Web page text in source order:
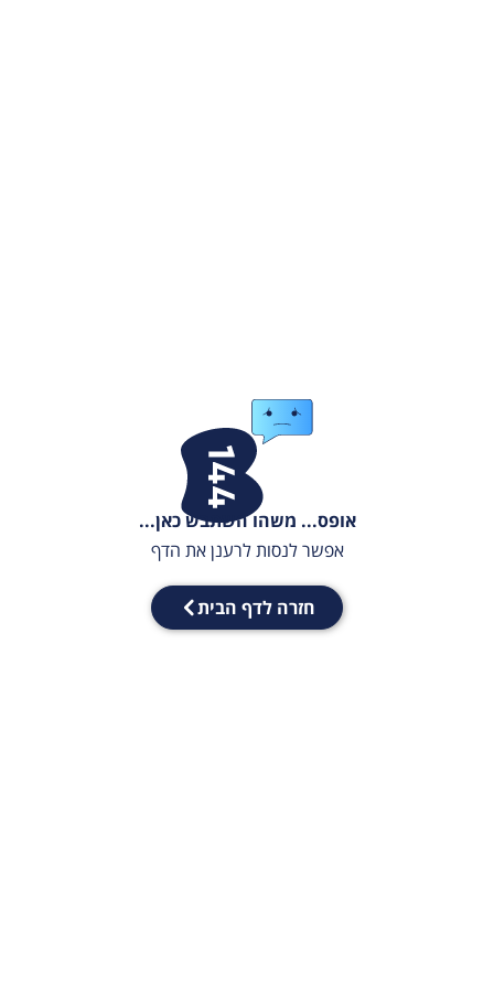
אופס... משהו השתבש כאן...
אפשר לנסות לרענן את הדף
חזרה לדף הבית